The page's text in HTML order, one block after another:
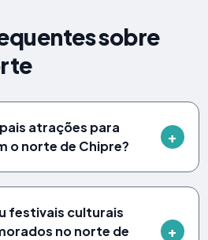
sobre
atrações para
o norte de Chipre?
festivais culturais
no norte de